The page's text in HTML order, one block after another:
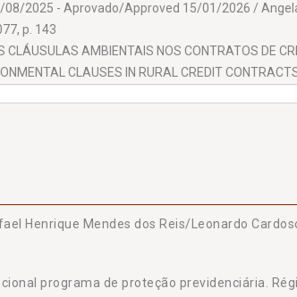
08/2025 - Aprovado/Approved 15/01/2026 /
p. 143
AMBIENTAIS NOS CONTRATOS DE
CLAUSES IN RURAL CREDIT
https://orcid.org/0009-0006-9546-5266, p. 189
DAS CONVENÇÕES N. 29 E N. 105 AO
INTERNATIONAL LABOUR ORGANIZATION IN
IN TRANSNATIONAL PRODUCTION CHAINS / DOI:
da Avila Bollmann - https://orcid.org/0009-
Henrique Mendes dos Reis/Leonardo
programa de proteção previdenciária.